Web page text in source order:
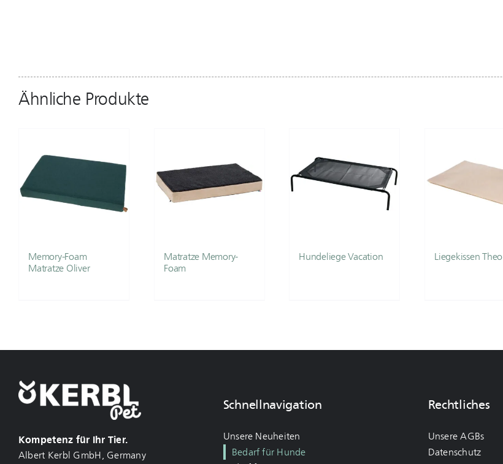
Ähnliche Produkte
Memory-Foam
Matratze Oliver
Matratze Memory-
Foam
Hundeliege Vacation Liegekissen Theo
Kompetenz für Ihr Tier.
Albert Kerbl GmbH, Germany
Schnellnavigation
Unsere Neuheiten
Bedarf für Hunde
Rechtliches
Unsere AGBs
Datenschutz